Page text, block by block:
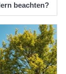
beachten?